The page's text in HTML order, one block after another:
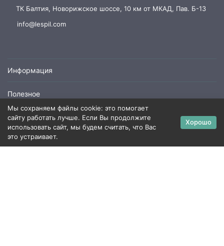
ТК Балтия, Новорижское шоссе, 10 км от МКАД, Пав. Б-13
info@lespil.com
Информация
Полезное
Пиломатериалы
Политика персональных данных Карта сайта
Мы сохраняем файлы cookie: это помогает
сайту работать лучше. Если Вы продолжите
использовать сайт, мы будем считать, что Вас
это устраивает.
Хорошо